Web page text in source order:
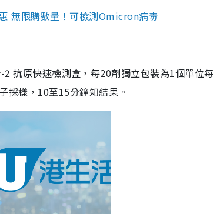
無限購數量！可檢測Omicron病毒
抗原快速檢測盒，每20劑獨立包裝為1個單位
採樣，10至15分鐘知結果。